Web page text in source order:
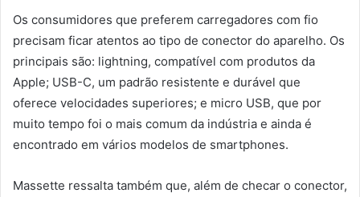
Os consumidores que preferem carregadores com fio
precisam ficar atentos ao tipo de conector do aparelho. Os
principais são: lightning, compatível com produtos da
Apple; USB-C, um padrão resistente e durável que
oferece velocidades superiores; e micro USB, que por
muito tempo foi o mais comum da indústria e ainda é
encontrado em vários modelos de smartphones.
Massette ressalta também que, além de checar o conector,